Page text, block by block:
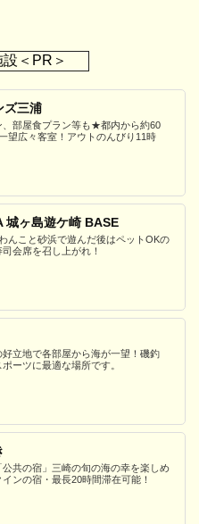
＜PR＞
ズ三浦
部屋食プラン等も★都内から約60
望広々客室！アウトのんびり11時
城ヶ島遊ケ崎 BASE
んこと砂浜で遊んだ後はペットOKの
会席を召し上がれ！
立地で各部屋から海が一望！磯釣
ーツに最適な場所です。
共の宿」三崎の旬の海の幸を楽しめ
ンの宿・最長20時間滞在可能！